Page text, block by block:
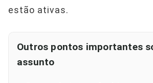
estão ativas.
Outros pontos importantes
assunto